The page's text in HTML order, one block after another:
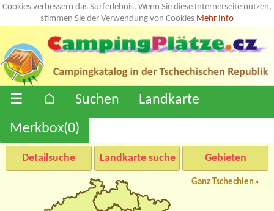
Cookies verbessern das Surferlebnis. Wenn Sie diese Internetseite nutzen,
stimmen Sie der Verwendung von Cookies Mehr Info
☰ ⌂ Suchen
Landkarte
Merkbox(0)
Detailsuche Landkarte suche Gebieten
Ganz Tschechien»